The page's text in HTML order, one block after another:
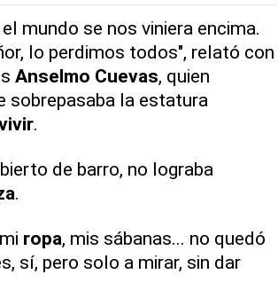
mundo se nos viniera encima.
lo perdimos todos", relató con
Anselmo Cuevas, quien
sobrepasaba la estatura
.
de barro, no lograba
.
ropa, mis sábanas... no quedó
sí, pero solo a mirar, sin dar